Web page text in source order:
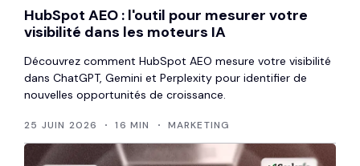
HubSpot AEO : l'outil pour mesurer votre
visibilité dans les moteurs IA
Découvrez comment HubSpot AEO mesure votre visibilité
dans ChatGPT, Gemini et Perplexity pour identifier de
nouvelles opportunités de croissance.
25 JUIN 2026 16 MIN MARKETING